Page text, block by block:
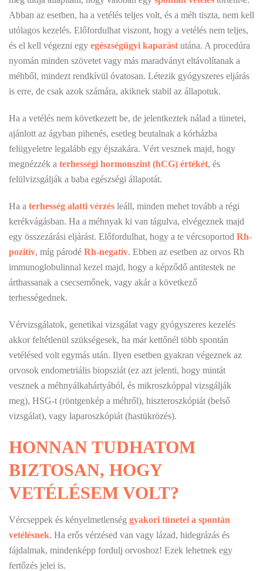
Abban az esetben, ha a vetélés teljes volt, és a méh tiszta, nem kell
utólagos kezelés. Előfordulhat viszont, hogy a vetélés nem teljes,
és el kell végezni egy egészségügyi kaparást utána. A procedúra
nyomán minden szövetet vagy más maradványt eltávolítanak a
méhből, mindezt rendkívül óvatosan. Létezik gyógyszeres eljárás
is erre, de csak azok számára, akiknek stabil az állapotuk.
Ha a vetélés nem következett be, de jelentkeztek nálad a tünetei,
ajánlott az ágyban pihenés, esetleg beutalnak a kórházba
felügyeletre legalább egy éjszakára. Vért vesznek majd, hogy
megnézzék a terhességi hormonszint (hCG) értékét, és
felülvizsgálják a baba egészségi állapotát.
Ha a terhesség alatti vérzés leáll, minden mehet tovább a régi
kerékvágásban. Ha a méhnyak ki van tágulva, elvégeznek majd
egy összezárási eljárást. Előfordulhat, hogy a te vércsoportod Rh-
pozitív, míg párodé Rh-negatív. Ebben az esetben az orvos Rh
immunoglobulinnal kezel majd, hogy a képződő antitestek ne
árthassanak a csecsemőnek, vagy akár a következő
terhességednek.
Vérvizsgálatok, genetikai vizsgálat vagy gyógyszeres kezelés
akkor feltétlenül szükségesek, ha már kettőnél több spontán
vetélésed volt egymás után. Ilyen esetben gyakran végeznek az
orvosok endometriális biopsziát (ez azt jelenti, hogy mintát
vesznek a méhnyálkahártyából, és mikroszkóppal vizsgálják
meg), HSG-t (röntgenkép a méhről), hiszteroszkópiát (belső
vizsgálat), vagy laparoszkópiát (hastükrözés).
HONNAN TUDHATOM
BIZTOSAN, HOGY
VETÉLÉSEM VOLT?
Vércseppek és kényelmetlenség gyakori tünetei a spontán
vetélésnek. Ha erős vérzésed van vagy lázad, hidegrázás és
fájdalmak, mindenképp fordulj orvoshoz! Ezek lehetnek egy
fertőzés jelei is.